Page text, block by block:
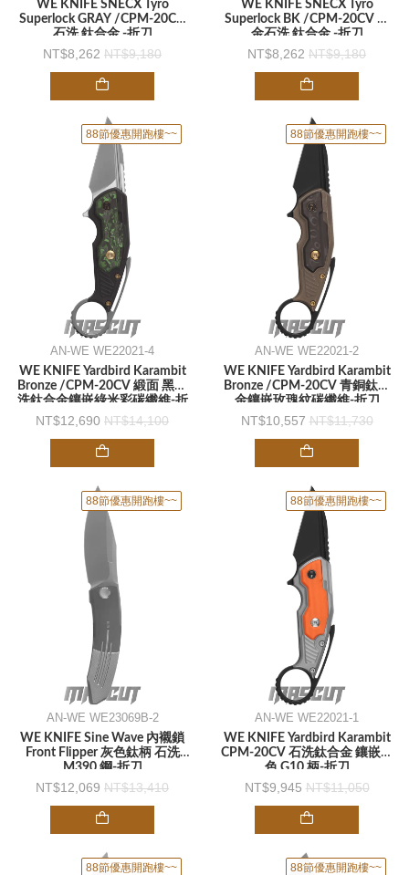
WE KNIFE SNECX Tyro
Superlock GRAY /CPM-20CV
石洗 鈦合金 -折刀
8,262 9,180
WE KNIFE SNECX Tyro
Superlock BK /CPM-20CV 黑
金石洗 鈦合金 -折刀
8,262 9,180
88節優惠開跑樓~~
AN-WE WE22021-4
WE KNIFE Yardbird Karambit
Bronze /CPM-20CV 緞面 黑石
洗鈦合金鑲嵌綠米彩碳纖維-折
刀
12,690 14,100
88節優惠開跑樓~~
AN-WE WE22021-2
WE KNIFE Yardbird Karambit
Bronze /CPM-20CV 青銅鈦合
金鑲嵌玫瑰紋碳纖維-折刀
10,557 11,730
88節優惠開跑樓~~
AN-WE WE23069B-2
WE KNIFE Sine Wave 內襯鎖
Front Flipper 灰色鈦柄 石洗
M390 鋼-折刀
12,069 13,410
88節優惠開跑樓~~
AN-WE WE22021-1
WE KNIFE Yardbird Karambit
CPM-20CV 石洗鈦合金 鑲嵌橘
色 G10 柄-折刀
9,945 11,050
88節優惠開跑樓~~ 88節優惠開跑樓~~